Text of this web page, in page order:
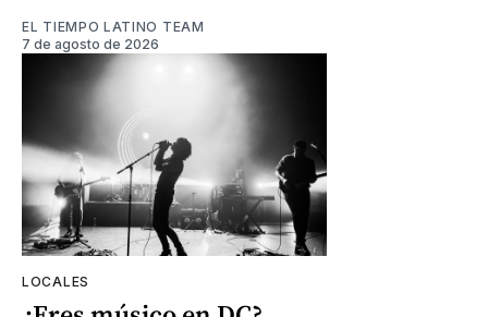
EL TIEMPO LATINO TEAM
7 de agosto de 2026
LOCALES